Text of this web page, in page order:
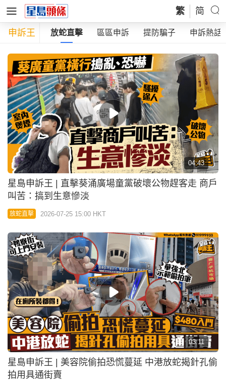
繁 简
申訴王
全部 放蛇直擊 區區申訴 提防騙子 申訴熱話
04:43
星島申訴王 | 直擊葵涌廣場童黨破壞公物趕客走 商戶
叫苦：搞到生意慘淡
放蛇直擊 2026-07-25 15:00 HKT
03:11
星島申訴王 | 美容院偷拍恐慌蔓延 中港放蛇揭針孔偷
拍用具通街賣